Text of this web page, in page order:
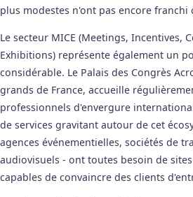
plus modestes n'ont pas encore franchi
Le secteur MICE (Meetings, Incentives,
Exhibitions) représente également un
considérable. Le Palais des Congrès
grands de France, accueille
professionnels d'envergure
de services gravitant autour de cet
agences événementielles, sociétés de
audiovisuels - ont toutes besoin de
capables de convaincre des clients